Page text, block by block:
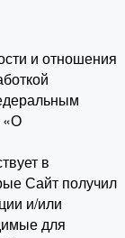
и отношения
«О
в
Сайт получил
и/или
для